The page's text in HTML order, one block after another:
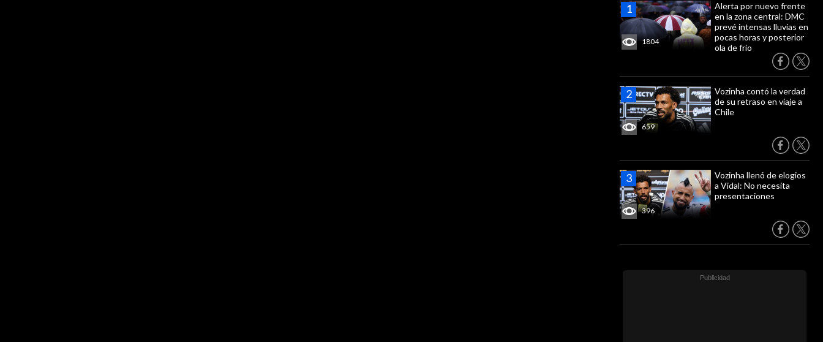
1804
Alerta por nuevo frente
en la zona central: DMC
prevé intensas lluvias en
pocas horas y posterior
ola de frío
659
Vozinha contó la verdad
de su retraso en viaje a
Chile
396
Vozinha llenó de elogios
a Vidal: No necesita
presentaciones